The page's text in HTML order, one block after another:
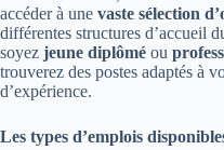
accéder à une vaste sélection
différentes structures d’accueil
soyez jeune diplômé ou
trouverez des postes adaptés à
d’expérience.
Les types d’emplois